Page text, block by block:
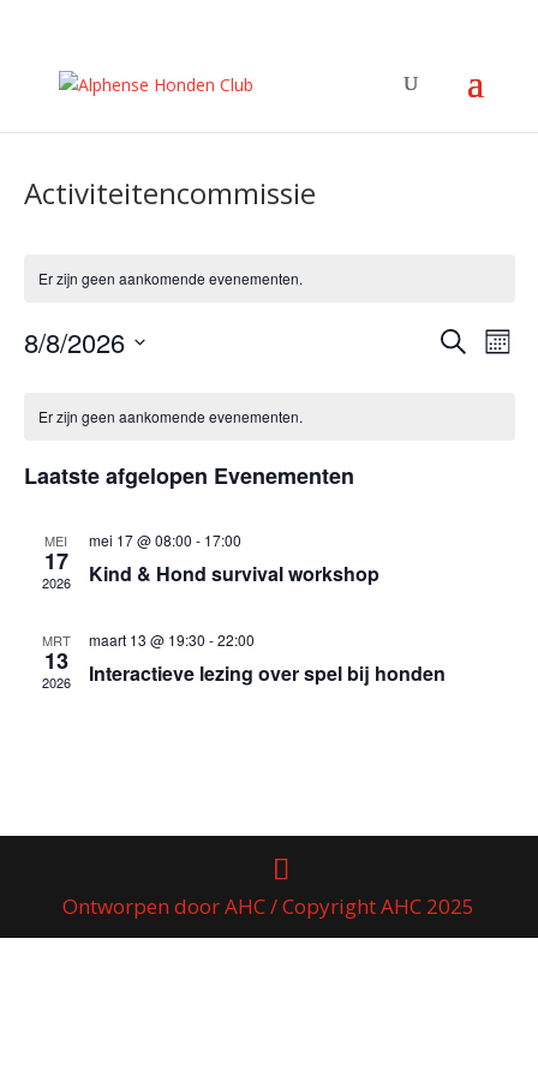
Activiteitencommissie
Er zijn geen aankomende evenementen.
Zoeken
8/8/2026
datum.
van
Evenementen
Er zijn geen aankomende evenementen.
Laatste afgelopen Evenementen
MEI
17
2026
mei 17 @ 08:00 - 17:00
Kind & Hond survival workshop
MRT
13
2026
maart 13 @ 19:30 -22:00
Interactieve lezing over spel bij honden
Ontworpen door AHC / Copyright AHC 2025